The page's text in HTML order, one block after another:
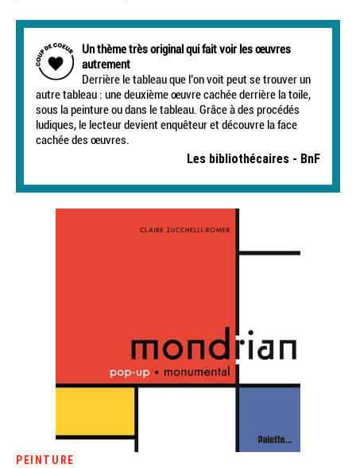
Un thème très original qui fait voir les œuvres
autrement
Derrière le tableau que l’on voit peut se trouver un
autre tableau : une deuxième œuvre cachée derrière la toile,
sous la peinture ou dans le tableau. Grâce à des procédés
ludiques, le lecteur devient enquêteur et découvre la face
cachée des œuvres.
Les bibliothécaires - BnF
PEINTURE